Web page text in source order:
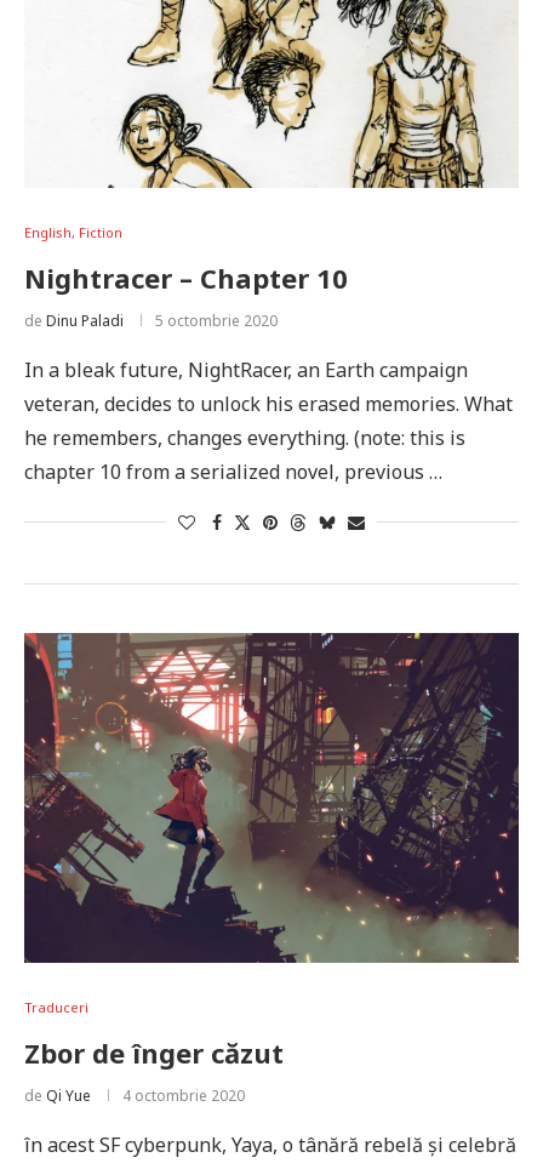
English, Fiction
Nightracer – Chapter 10
de Dinu Paladi 5 octombrie 2020
In a bleak future, NightRacer, an Earth campaign
veteran, decides to unlock his erased memories. What
he remembers, changes everything. (note: this is
chapter 10 from a serialized novel, previous …
Traduceri
Zbor de înger căzut
de Qi Yue 4 octombrie 2020
în acest SF cyberpunk, Yaya, o tânără rebelă și celebră